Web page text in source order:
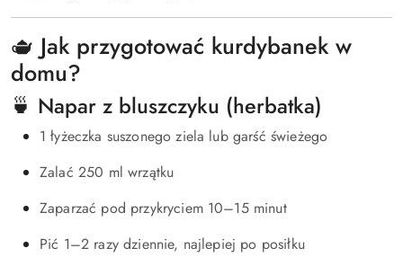
🫖 Jak przygotować kurdybanek w
domu?
🍵 Napar z bluszczyku (herbatka)
1 łyżeczka suszonego ziela lub garść świeżego
Zalać 250 ml wrzątku
Zaparzać pod przykryciem 10–15 minut
Pić 1–2 razy dziennie, najlepiej po posiłku